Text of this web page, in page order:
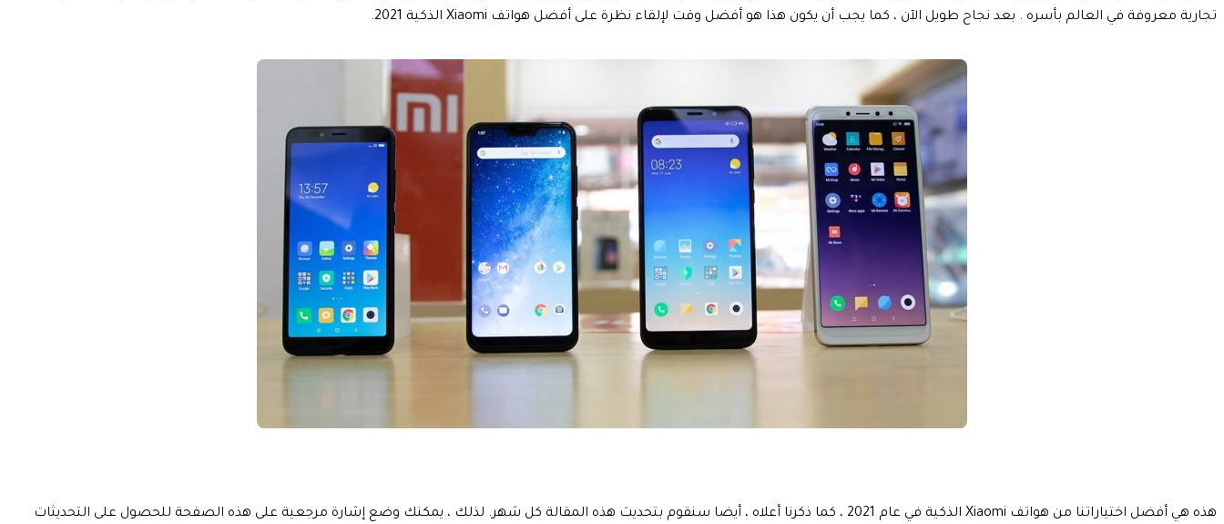
تجارية معروفة في العالم بأسره . بعد نجاح طويل الآن ، كما يجب أن يكون هذا هو أفضل وقت لإلقاء نظرة على أفضل هواتف Xiaomi الذكية 2021.
هذه هي أفضل اختياراتنا من هواتف Xiaomi الذكية في عام 2021 ، كما ذكرنا أعلاه ، أيضا سنقوم بتحديث هذه المقالة كل شهر. لذلك ، يمكنك وضع إشارة مرجعية على هذه الصفحة للحصول على التحديثات